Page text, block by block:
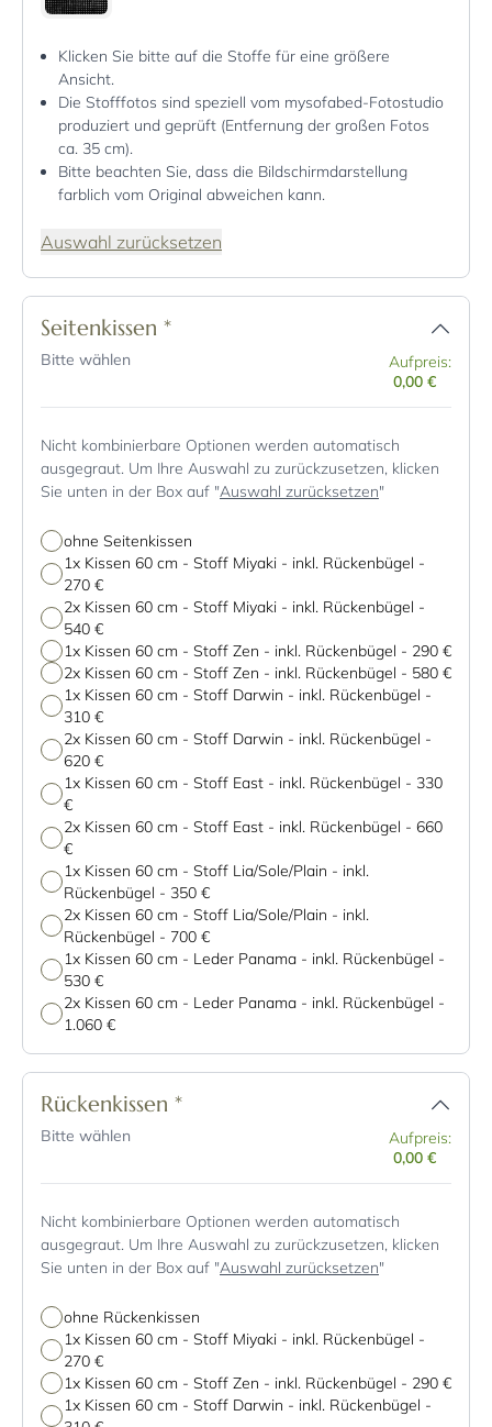
Klicken Sie bitte auf die Stoffe für eine größere
Ansicht.
Die Stofffotos sind speziell vom mysofabed-Fotostudio
produziert und geprüft (Entfernung der großen Fotos
ca. 35 cm).
Bitte beachten Sie, dass die Bildschirmdarstellung
farblich vom Original abweichen kann.
Auswahl zurücksetzen
Seitenkissen *
Bitte wählen
Aufpreis:
0,00 €
Nicht kombinierbare Optionen werden automatisch
ausgegraut. Um Ihre Auswahl zu zurückzusetzen, klicken
Sie unten in der Box auf "Auswahl zurücksetzen"
ohne Seitenkissen
1x Kissen 60 cm - Stoff Miyaki - inkl. Rückenbügel -
270 €
2x Kissen 60 cm - Stoff Miyaki - inkl. Rückenbügel -
540 €
1x Kissen 60 cm - Stoff Zen - inkl. Rückenbügel - 290 €
2x Kissen 60 cm - Stoff Zen - inkl. Rückenbügel - 580 €
1x Kissen 60 cm - Stoff Darwin - inkl. Rückenbügel -
310 €
2x Kissen 60 cm - Stoff Darwin - inkl. Rückenbügel -
620 €
1x Kissen 60 cm - Stoff East - inkl. Rückenbügel - 330
€
2x Kissen 60 cm - Stoff East - inkl. Rückenbügel - 660
€
1x Kissen 60 cm - Stoff Lia/Sole/Plain - inkl.
Rückenbügel - 350 €
2x Kissen 60 cm - Stoff Lia/Sole/Plain - inkl.
Rückenbügel - 700 €
1x Kissen 60 cm - Leder Panama - inkl. Rückenbügel -
530 €
2x Kissen 60 cm - Leder Panama - inkl. Rückenbügel -
1.060 €
Rückenkissen *
Bitte wählen
Aufpreis:
0,00 €
Nicht kombinierbare Optionen werden automatisch
ausgegraut. Um Ihre Auswahl zu zurückzusetzen, klicken
Sie unten in der Box auf "Auswahl zurücksetzen"
ohne Rückenkissen
1x Kissen 60 cm - Stoff Miyaki - inkl. Rückenbügel -
270 €
1x Kissen 60 cm - Stoff Zen - inkl. Rückenbügel - 290 €
1x Kissen 60 cm - Stoff Darwin - inkl. Rückenbügel -